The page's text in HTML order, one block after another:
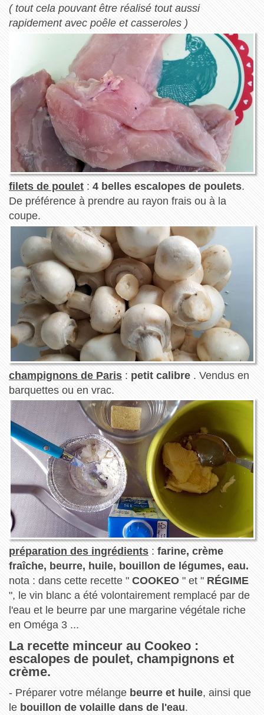
( tout cela pouvant être réalisé tout aussi
rapidement avec poêle et casseroles )
filets de poulet: 4 belles escalopes de poulets.
De préférence à prendre au rayon frais ou à la
coupe.
champignons de Paris: petit calibre. Vendus en
barquettes ou en vrac.
préparation des ingrédients: farine, crème
fraîche, beurre, huile, bouillon de légumes, eau.
nota : dans cette recette " COOKEO" et " RÉGIME
", le vin blanc a été volontairement remplacé par de
l'eau et le beurre par une margarine végétale riche
en Oméga 3 ...
La recette minceur au Cookeo :
escalopes de poulet, champignons et
crème.
- Préparer votre mélange beurre et huile, ainsi que
le bouillon de volaille dans de l'eau.